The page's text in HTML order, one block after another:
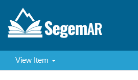
View Item